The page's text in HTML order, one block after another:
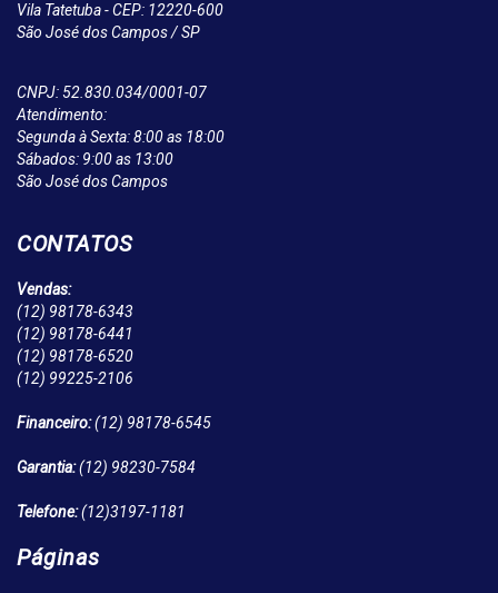
Vila Tatetuba - CEP: 12220-600
São José dos Campos / SP
CNPJ: 52.830.034/0001-07
Atendimento:
Segunda à Sexta: 8:00 as 18:00
Sábados: 9:00 as 13:00
São José dos Campos
CONTATOS
Vendas:
(12) 98178-6343
(12) 98178-6441
(12) 98178-6520
(12) 99225-2106
Financeiro:(12) 98178-6545
Garantia:(12) 98230-7584
Telefone:(12)3197-1181
Páginas